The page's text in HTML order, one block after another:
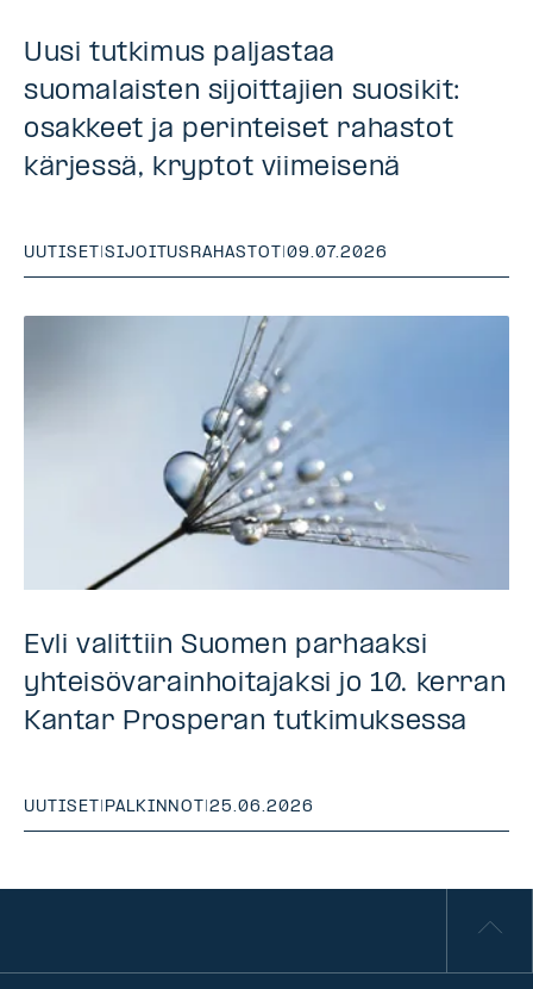
Uusi tutkimus paljastaa
suomalaisten sijoittajien suosikit:
osakkeet ja perinteiset rahastot
kärjessä, kryptot viimeisenä
UUTISET |SIJOITUSRAHASTOT |09.07.2026
Evli valittiin Suomen parhaaksi
yhteisövarainhoitajaksi jo 10. kerran
Kantar Prosperan tutkimuksessa
UUTISET PALKINNOT |25.06.2026